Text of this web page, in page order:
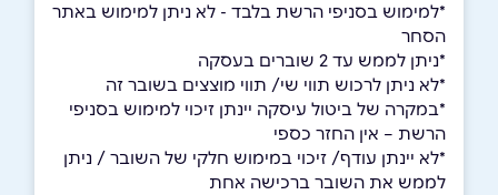
*למימוש בסניפי הרשת בלבד - לא ניתן למימוש באתר
הסחר
*ניתן לממש עד 2 שוברים בעסקה
*לא ניתן לרכוש תווי שי/ תווי מוצצים בשובר זה
*במקרה של ביטול עיסקה יינתן זיכוי למימוש בסניפי
הרשת – אין החזר כספי
*לא יינתן עודף/ זיכוי במימוש חלקי של השובר / ניתן
לממש את השובר ברכישה אחת